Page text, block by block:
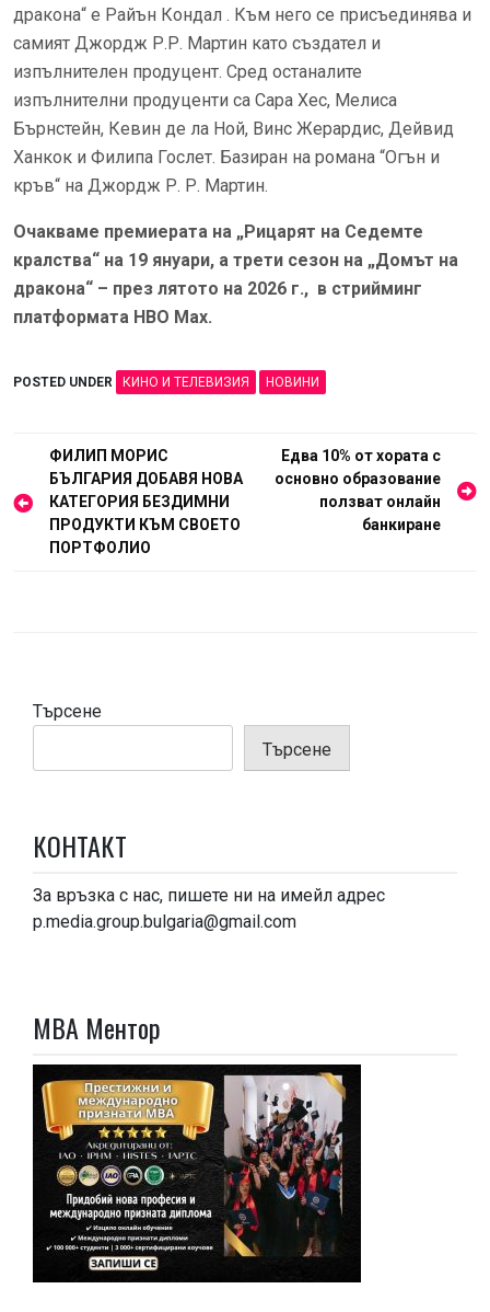
дракона“ е Райън Кондал . Към него се присъединява и
самият Джордж Р.Р. Мартин като създател и
изпълнителен продуцент. Сред останалите
изпълнителни продуценти са Сара Хес, Мелиса
Бърнстейн, Кевин де ла Ной, Винс Жерардис, Дейвид
Ханкок и Филипа Гослет. Базиран на романа “Огън и
кръв“ на Джордж Р. Р. Мартин.
Очакваме премиерата на „Рицарят на Седемте
кралства“ на 19 януари, а трети сезон на „Домът на
дракона“ – през лятото на 2026 г., в стрийминг
платформата HBO Max.
POSTED UNDER КИНО И ТЕЛЕВИЗИЯ НОВИНИ
Навигация
ФИЛИП МОРИС
БЪЛГАРИЯ ДОБАВЯ НОВА
КАТЕГОРИЯ БЕЗДИМНИ
ПРОДУКТИ КЪМ СВОЕТО
ПОРТФОЛИО
Едва 10% от хората с
основно образование
ползват онлайн
банкиране
Търсене
Търсене
КОНТАКТ
За връзка с нас, пишете ни на имейл адрес
p.media.group.bulgaria@gmail.com
МВА Ментор